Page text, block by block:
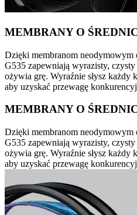
MEMBRANY O
Dzięki membranom neodymowym
G535 zapewniają wyrazisty,
ożywia grę. Wyraźnie słysz każdy
aby uzyskać przewagę
MEMBRANY O
Dzięki membranom neodymowym
G535 zapewniają wyrazisty,
ożywia grę. Wyraźnie słysz każdy
aby uzyskać przewagę